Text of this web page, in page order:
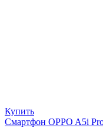
Купить
Смартфон OPPO A5i